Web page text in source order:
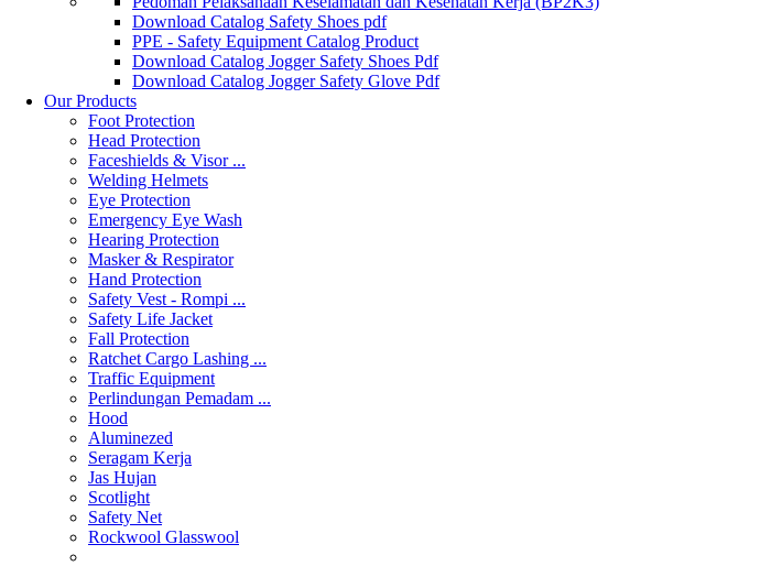
Download Catalog Safety Shoes pdf
PPE - Safety Equipment Catalog Product
Download Catalog Jogger Safety Shoes Pdf
Download Catalog Jogger Safety Glove Pdf
Our Products
Foot Protection
Head Protection
Faceshields & Visor ...
Welding Helmets
Eye Protection
Emergency Eye Wash
Hearing Protection
Masker & Respirator
Hand Protection
Safety Vest - Rompi ...
Safety Life Jacket
Fall Protection
Ratchet Cargo Lashing ...
Traffic Equipment
Perlindungan Pemadam ...
Hood
Aluminezed
Seragam Kerja
Jas Hujan
Scotlight
Safety Net
Rockwool Glasswool